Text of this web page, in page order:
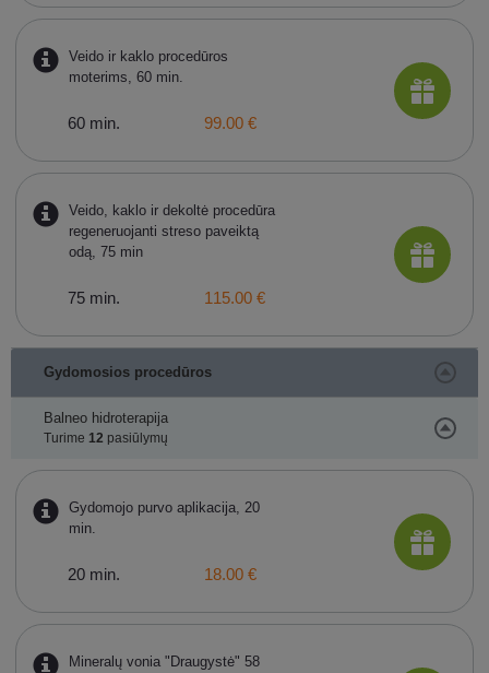
Veido ir kaklo procedūros
moterims, 60 min.
60 min. 99.00 €
Veido, kaklo ir dekoltė procedūra
regeneruojanti streso paveiktą
odą, 75 min
75 min. 115.00 €
Gydomosios procedūros
Balneo hidroterapija
Turime 12 pasiūlymų
Gydomojo purvo aplikacija, 20
min.
20 min. 18.00 €
Mineralų vonia "Draugystė" 58